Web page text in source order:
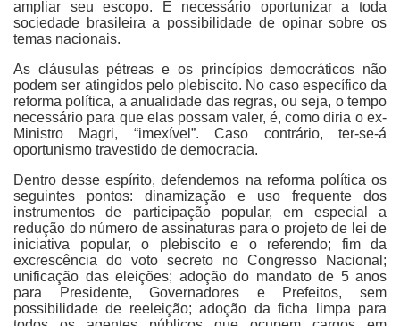
ampliar seu escopo. É necessário oportunizar a toda
sociedade brasileira a possibilidade de opinar sobre os
temas nacionais.
As cláusulas pétreas e os princípios democráticos não
podem ser atingidos pelo plebiscito. No caso específico da
reforma política, a anualidade das regras, ou seja, o tempo
necessário para que elas possam valer, é, como diria o ex-
Ministro Magri, “imexível”. Caso contrário, ter-se-á
oportunismo travestido de democracia.
Dentro desse espírito, defendemos na reforma política os
seguintes pontos: dinamização e uso frequente dos
instrumentos de participação popular, em especial a
redução do número de assinaturas para o projeto de lei de
iniciativa popular, o plebiscito e o referendo; fim da
excrescência do voto secreto no Congresso Nacional;
unificação das eleições; adoção do mandato de 5 anos
para Presidente, Governadores e Prefeitos, sem
possibilidade de reeleição; adoção da ficha limpa para